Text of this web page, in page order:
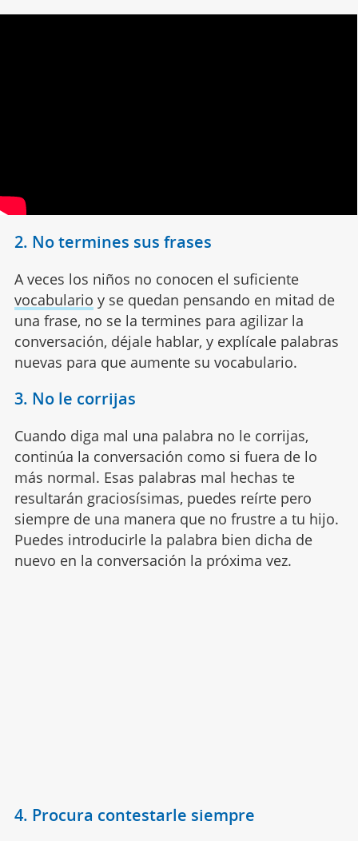
2. No termines sus frases
A veces los niños no conocen el suficiente
vocabulario y se quedan pensando en mitad de
una frase, no se la termines para agilizar la
conversación, déjale hablar, y explícale palabras
nuevas para que aumente su vocabulario.
3. No le corrijas
Cuando diga mal una palabra no le corrijas,
continúa la conversación como si fuera de lo
más normal. Esas palabras mal hechas te
resultarán graciosísimas, puedes reírte pero
siempre de una manera que no frustre a tu hijo.
Puedes introducirle la palabra bien dicha de
nuevo en la conversación la próxima vez.
4. Procura contestarle siempre